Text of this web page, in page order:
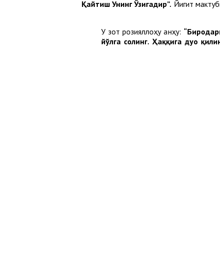
Йигит
У зот розияллоҳу анҳу:
йўлга солинг. Ҳаққига дуо